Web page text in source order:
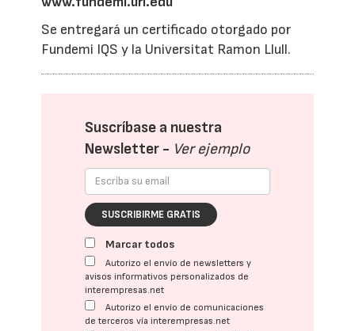
Se entregará un certificado otorgado por
Fundemi IQS y la Universitat Ramon Llull.
Suscríbase a nuestra
Newsletter - Ver ejemplo
SUSCRIBIRME GRATIS
Marcar todos
Autorizo el envío de newsletters y
avisos informativos personalizados de
interempresas.net
Autorizo el envío de comunicaciones
de terceros vía interempresas.net